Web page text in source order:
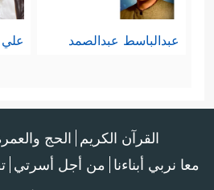
عبدالباسط عبدالصمد علي
القرآن الكريم الحج
معا نربي أبناءنا من أجل أسرتي